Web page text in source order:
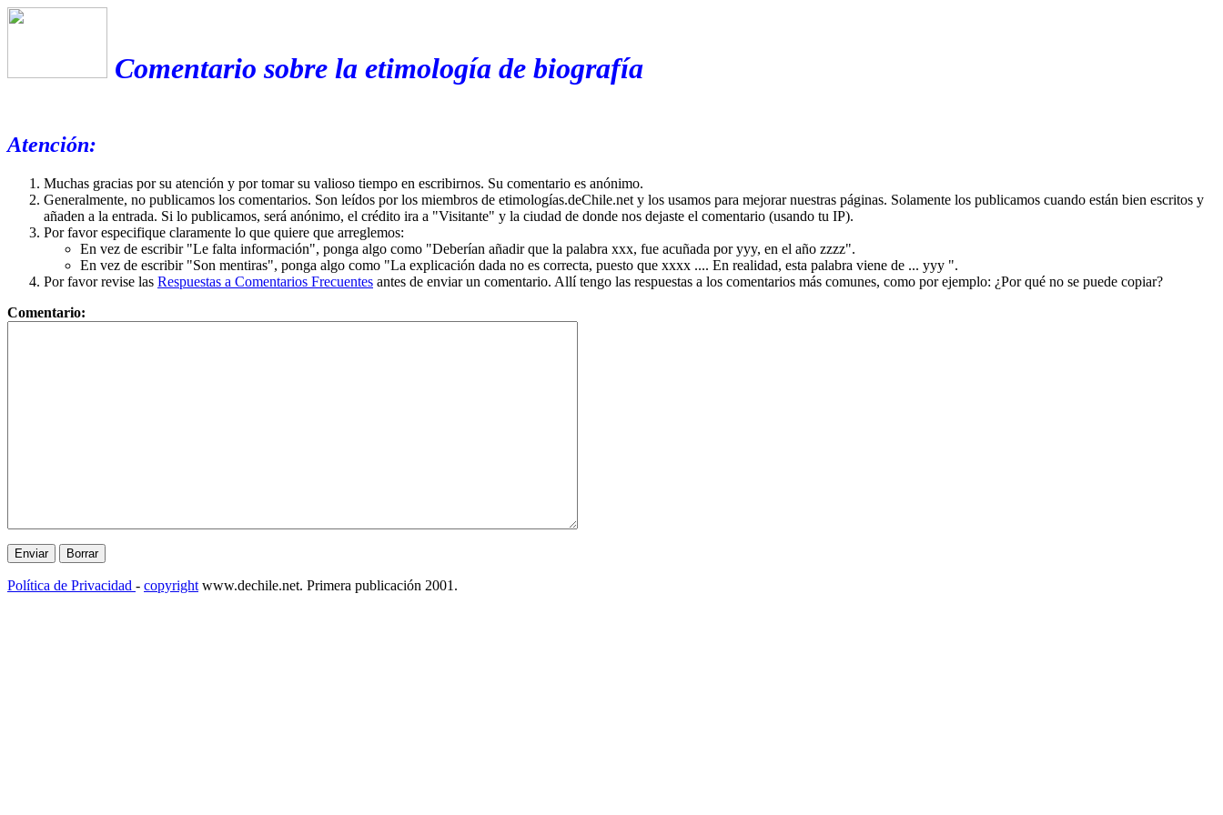
Comentario sobre la etimología de biografía
Atención:
Muchas gracias por su atención y por tomar su valioso tiempo en escribirnos. Su comentario es anónimo.
Generalmente, no publicamos los comentarios. Son leídos por los miembros de etimologías.deChile.net y los usamos para mejorar nuestras páginas. Solamente los publicamos cuando están bien escritos y
añaden a la entrada. Si lo publicamos, será anónimo, el crédito ira a "Visitante" y la ciudad de donde nos dejaste el comentario (usando tu IP).
Por favor especifique claramente lo que quiere que arreglemos:
En vez de escribir "Le falta información", ponga algo como "Deberían añadir que la palabra xxx, fue acuñada por yyy, en el año zzzz".
En vez de escribir "Son mentiras", ponga algo como "La explicación dada no es correcta, puesto que xxxx .... En realidad, esta palabra viene de ... yyy ".
Por favor revise las Respuestas a Comentarios Frecuentes antes de enviar un comentario. Allí tengo las respuestas a los comentarios más comunes, como por ejemplo: ¿Por qué no se puede copiar?
Comentario:
Política de Privacidad - copyright www.dechile.net. Primera publicación 2001.